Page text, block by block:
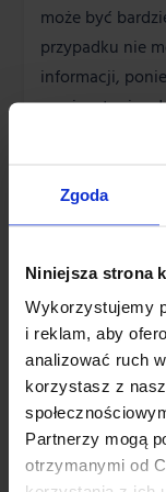
Zgoda
Niniejsza strona
Wykorzystujemy
i reklam, aby
analizować ruch
korzystasz z
Partnerzy mogą
otrzymanymi od
może być
przypadku nie
informacji,
swoim stanie
momencie
może
wykupił
>> Sprawdź
studenta
przewlekła